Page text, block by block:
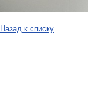
Назад к списку